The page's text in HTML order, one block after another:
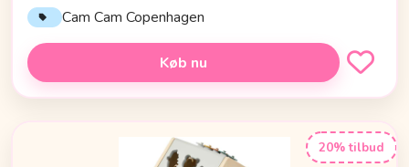
Cam Cam Copenhagen
Køb nu
20% tilbud